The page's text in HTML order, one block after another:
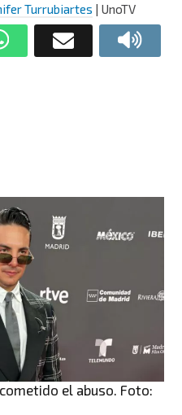
Turrubiartes | UnoTV
el abuso. Foto: